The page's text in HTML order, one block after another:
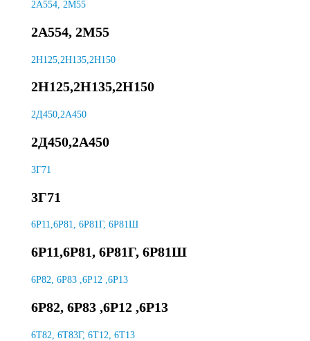
2А554, 2М55
2А554, 2М55
2H125,2H135,2H150
2H125,2H135,2H150
2Д450,2А450
2Д450,2А450
3Г71
3Г71
6Р11,6Р81, 6Р81Г, 6Р81Ш
6Р11,6Р81, 6Р81Г, 6Р81Ш
6Р82, 6Р83 ,6Р12 ,6Р13
6Р82, 6Р83 ,6Р12 ,6Р13
6T82, 6Т83Г, 6Т12, 6Т13